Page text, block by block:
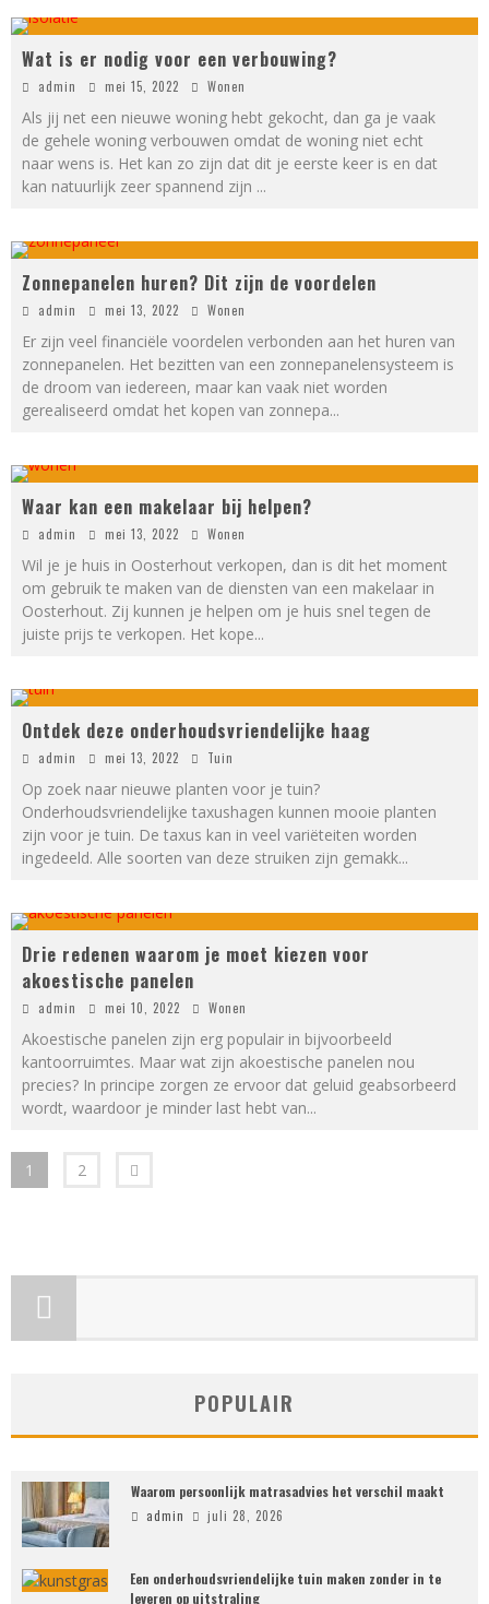
Wat is er nodig voor een verbouwing?
admin mei 15, 2022 Wonen
Als jij net een nieuwe woning hebt gekocht, dan ga je vaak
de gehele woning verbouwen omdat de woning niet echt
naar wens is. Het kan zo zijn dat dit je eerste keer is en dat
kan natuurlijk zeer spannend zijn ...
Zonnepanelen huren? Dit zijn de voordelen
admin mei 13, 2022 Wonen
Er zijn veel financiële voordelen verbonden aan het huren van
zonnepanelen. Het bezitten van een zonnepanelensysteem is
de droom van iedereen, maar kan vaak niet worden
gerealiseerd omdat het kopen van zonnepa...
Waar kan een makelaar bij helpen?
admin mei 13, 2022 Wonen
Wil je je huis in Oosterhout verkopen, dan is dit het moment
om gebruik te maken van de diensten van een makelaar in
Oosterhout. Zij kunnen je helpen om je huis snel tegen de
juiste prijs te verkopen. Het kope...
Ontdek deze onderhoudsvriendelijke haag
admin mei 13, 2022 Tuin
Op zoek naar nieuwe planten voor je tuin?
Onderhoudsvriendelijke taxushagen kunnen mooie planten
zijn voor je tuin. De taxus kan in veel variëteiten worden
ingedeeld. Alle soorten van deze struiken zijn gemakk...
Drie redenen waarom je moet kiezen voor
akoestische panelen
admin mei 10, 2022 Wonen
Akoestische panelen zijn erg populair in bijvoorbeeld
kantoorruimtes. Maar wat zijn akoestische panelen nou
precies? In principe zorgen ze ervoor dat geluid geabsorbeerd
wordt, waardoor je minder last hebt van...
1 2
POPULAIR
Waarom persoonlijk matrasadvies het verschil maakt
admin juli 28, 2026
Een onderhoudsvriendelijke tuin maken zonder in te
leveren op uitstraling